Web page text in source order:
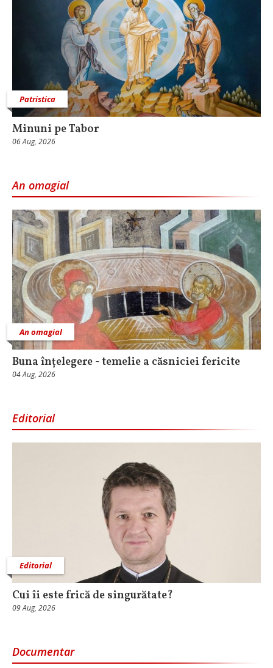
Patristica
Minuni pe Tabor
06 Aug, 2026
An omagial
An omagial
Buna înțelegere - temelie a căsniciei fericite
04 Aug, 2026
Editorial
Editorial
Cui îi este frică de singurătate?
09 Aug, 2026
Documentar